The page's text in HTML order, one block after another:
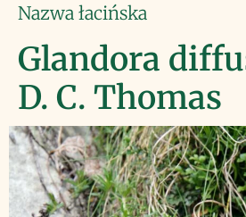
Nazwa łacińska
Glandora
D. C. Thomas